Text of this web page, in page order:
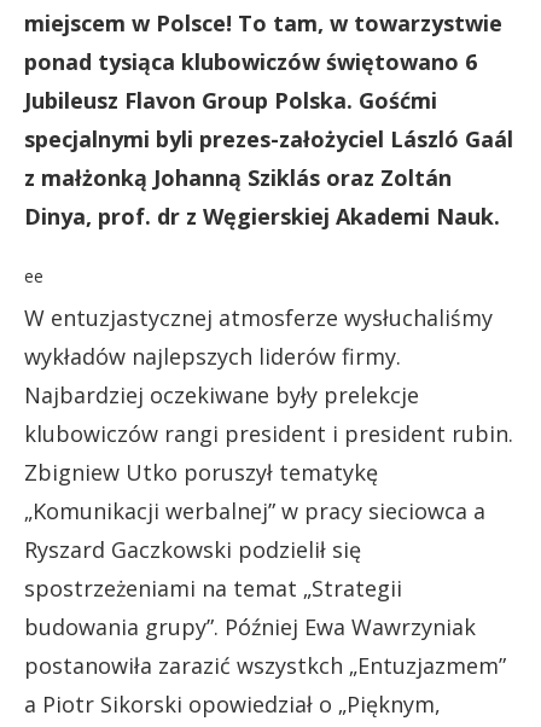
miejscem w Polsce! To tam, w towarzystwie
ponad tysiąca klubowiczów świętowano 6
Jubileusz Flavon Group Polska. Gośćmi
specjalnymi byli prezes-założyciel László Gaál
z małżonką Johanną Sziklás oraz Zoltán
Dinya, prof. dr z Węgierskiej Akademi Nauk.
ee
W entuzjastycznej atmosferze wysłuchaliśmy
wykładów najlepszych liderów firmy.
Najbardziej oczekiwane były prelekcje
klubowiczów rangi president i president rubin.
Zbigniew Utko poruszył tematykę
„Komunikacji werbalnej” w pracy sieciowca a
Ryszard Gaczkowski podzielił się
spostrzeżeniami na temat „Strategii
budowania grupy”. Później Ewa Wawrzyniak
postanowiła zarazić wszystkch „Entuzjazmem”
a Piotr Sikorski opowiedział o „Pięknym,